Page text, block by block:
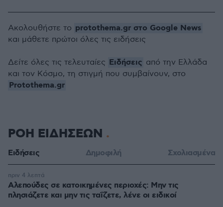
Ακολουθήστε το protothema.gr στο Google News
και μάθετε πρώτοι όλες τις ειδήσεις
Δείτε όλες τις τελευταίες Ειδήσεις από την Ελλάδα
και τον Κόσμο, τη στιγμή που συμβαίνουν, στο
Protothema.gr
ΡΟΗ ΕΙΔΗΣΕΩΝ
Ειδήσεις Δημοφιλή Σχολιασμένα
Αλεπούδες σε κατοικημένες περιοχές: Μην τις
πλησιάζετε και μην τις ταΐζετε, λένε οι ειδικοί
πριν 4 λεπτά